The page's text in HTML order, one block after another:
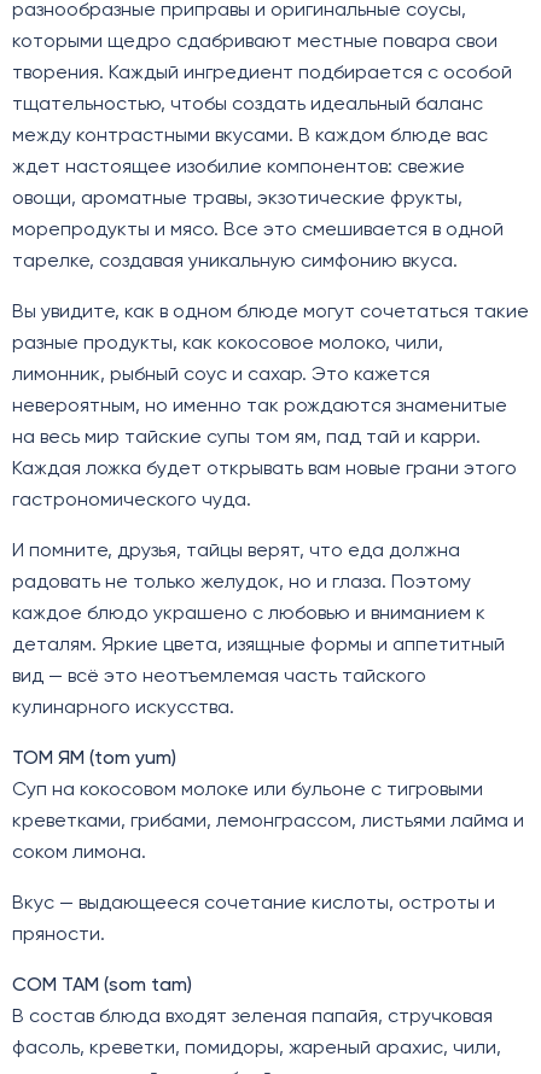
разнообразные приправы и оригинальные соусы,
которыми щедро сдабривают местные повара свои
творения. Каждый ингредиент подбирается с особой
тщательностью, чтобы создать идеальный баланс
между контрастными вкусами. В каждом блюде вас
ждет настоящее изобилие компонентов: свежие
овощи, ароматные травы, экзотические фрукты,
морепродукты и мясо. Все это смешивается в одной
тарелке, создавая уникальную симфонию вкуса.
Вы увидите, как в одном блюде могут сочетаться такие
разные продукты, как кокосовое молоко, чили,
лимонник, рыбный соус и сахар. Это кажется
невероятным, но именно так рождаются знаменитые
на весь мир тайские супы том ям, пад тай и карри.
Каждая ложка будет открывать вам новые грани этого
гастрономического чуда.
И помните, друзья, тайцы верят, что еда должна
радовать не только желудок, но и глаза. Поэтому
каждое блюдо украшено с любовью и вниманием к
деталям. Яркие цвета, изящные формы и аппетитный
вид — всё это неотъемлемая часть тайского
кулинарного искусства.
ТОМ ЯМ (tom yum)
Суп на кокосовом молоке или бульоне с тигровыми
креветками, грибами, лемонграссом, листьями лайма и
соком лимона.
Вкус — выдающееся сочетание кислоты, остроты и
пряности.
СОМ ТАМ (som tam)
В состав блюда входят зеленая папайя, стручковая
фасоль, креветки, помидоры, жареный арахис, чили,